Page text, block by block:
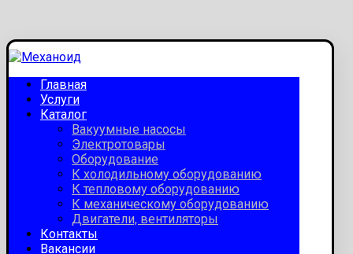
Главная
Услуги
Каталог
Вакуумные насосы
Электротовары
Оборудование
К холодильному оборудованию
К тепловому оборудованию
К механическому оборудованию
Двигатели, вентиляторы
Контакты
Вакансии